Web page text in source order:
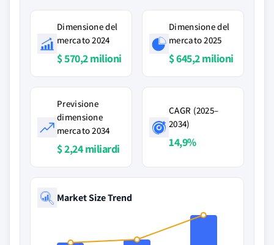
Dimensione del
mercato 2024
$ 570,2 milioni
Dimensione del
mercato 2025
$ 645,2 milioni
Previsione
dimensione
mercato 2034
$ 2,24 miliardi
CAGR (2025–
2034)
14,9%
Market Size Trend